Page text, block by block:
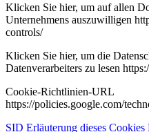
Klicken Sie hier, um auf allen
Unternehmens auszuwilligen
controls/
Klicken Sie hier, um die
Datenverarbeiters zu lesen
Cookie-Richtlinien-URL
https://policies.google.com/
SID Erläuterung dieses Cookies